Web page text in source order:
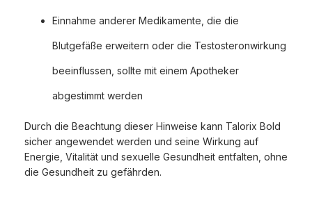
Einnahme anderer Medikamente, die die
Blutgefäße erweitern oder die Testosteronwirkung
beeinflussen, sollte mit einem Apotheker
abgestimmt werden
Durch die Beachtung dieser Hinweise kann Talorix Bold
sicher angewendet werden und seine Wirkung auf
Energie, Vitalität und sexuelle Gesundheit entfalten, ohne
die Gesundheit zu gefährden.